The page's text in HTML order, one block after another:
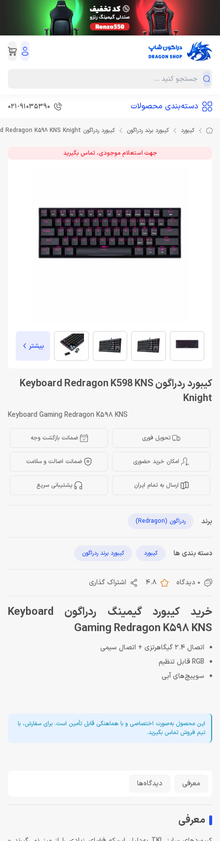
دسته‌بندی محصولات 021-91035390
کیبورد کیبورد برند ردراگون کیبورد ردراگون Keyboard Redragon K598 KNS Knight
جهت استعلام موجودی، تماس بگیرید
بیشتر
کیبورد ردراگون Keyboard Redragon K598 KNS
Knight
Keyboard Gaming Redragon K598 KNS
تحویل فوری ضمانت بازگشت وجه
امکان خرید حضوری ضمانت اصالت و سلامت
ارسال به تمام ایران پشتیبانی سریع
برند ردراگون (Redragon)
دسته بندی ها کیبورد کیبورد برند ردراگون
0 دیدگاه 4.8 اشتراک گذاری
خرید کیبورد گیمینگ ردراگون Keyboard
Gaming Redragon K598 KNS
اتصال 2.4 گیگاهرتزی + اتصال سیمی
RGB قابل تنظیم
سوییچ‌های آبی
این محصول به‌صورت اختصاصی و با هماهنگی قابل تأمین است. برای سفارش، با
تیم فروش تماس بگیرید.
معرفی دیدگاه‌ها
معرفی